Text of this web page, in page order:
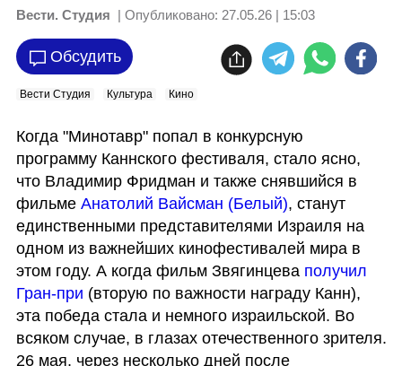
Вести. Студия | Опубликовано: 27.05.26 | 15:03
Обсудить
Вести Студия Культура Кино
Когда "Минотавр" попал в конкурсную
программу Каннского фестиваля, стало ясно,
что Владимир Фридман и также снявшийся в
фильме Анатолий Вайсман (Белый), станут
единственными представителями Израиля на
одном из важнейших кинофестивалей мира в
этом году. А когда фильм Звягинцева получил
Гран-при (вторую по важности награду Канн),
эта победа стала и немного израильской. Во
всяком случае, в глазах отечественного зрителя.
26 мая, через несколько дней после